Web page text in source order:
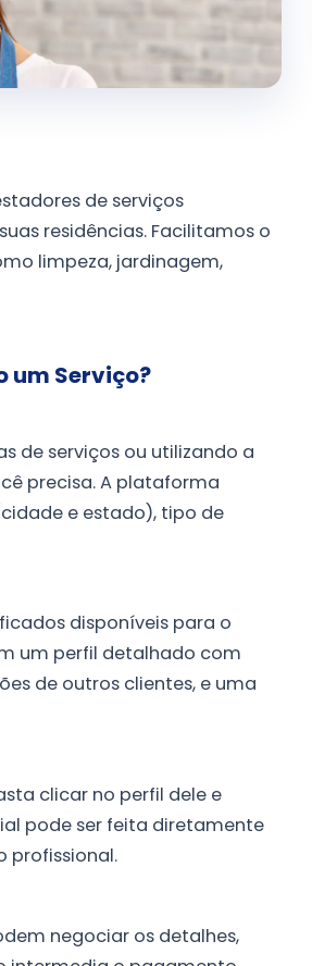
de serviços
residências. Facilitamos o
limpeza, jardinagem,
um Serviço?
de serviços ou utilizando a
precisa. A plataforma
e estado), tipo de
disponíveis para o
um perfil detalhado com
de outros clientes, e uma
clicar no perfil dele e
pode ser feita diretamente
profissional.
negociar os detalhes,